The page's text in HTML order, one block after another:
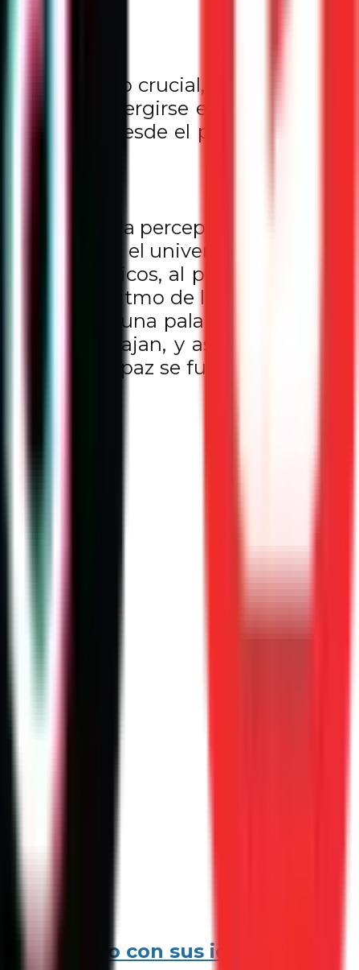
un momento crucial, después de un
para sumergirse en algo nuevo y
que, desde el primer instante,
explicar la percepción y cómo un
lleno en el universo musical. Les
los chicos, al principio con los
beat. ¡El ritmo de la paz ya estaba
les pidió una palabra al azar y les
que encajan, y así empezaron a
líder de paz se fue con la misión
hecho con sus ideas.